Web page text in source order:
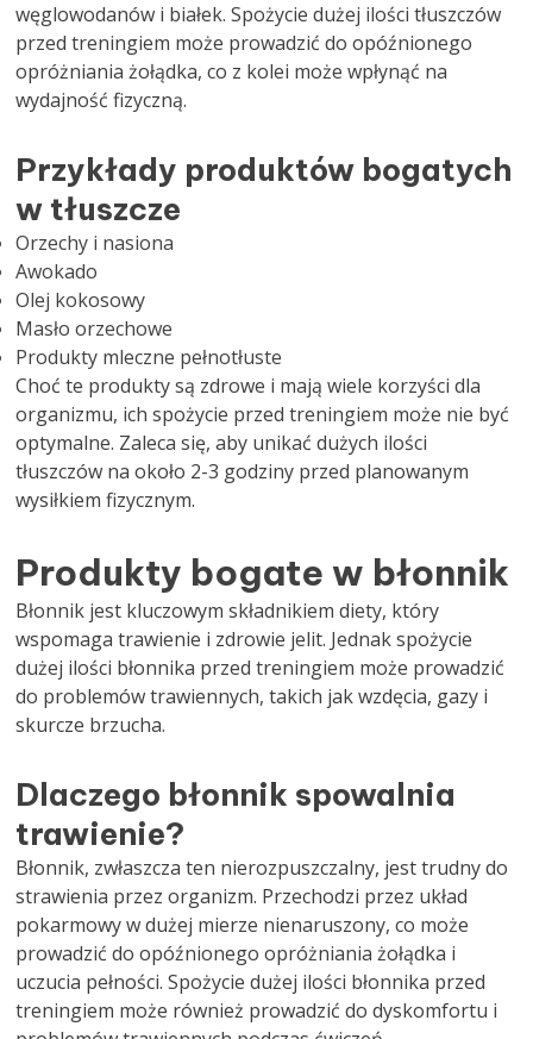
węglowodanów i białek. Spożycie dużej ilości tłuszczów
przed treningiem może prowadzić do opóźnionego
opróżniania żołądka, co z kolei może wpłynąć na
wydajność fizyczną.
Przykłady produktów bogatych
w tłuszcze
Orzechy i nasiona
Awokado
Olej kokosowy
Masło orzechowe
Produkty mleczne pełnotłuste
Choć te produkty są zdrowe i mają wiele korzyści dla
organizmu, ich spożycie przed treningiem może nie być
optymalne. Zaleca się, aby unikać dużych ilości
tłuszczów na około 2-3 godziny przed planowanym
wysiłkiem fizycznym.
Produkty bogate w błonnik
Błonnik jest kluczowym składnikiem diety, który
wspomaga trawienie i zdrowie jelit. Jednak spożycie
dużej ilości błonnika przed treningiem może prowadzić
do problemów trawiennych, takich jak wzdęcia, gazy i
skurcze brzucha.
Dlaczego błonnik spowalnia
trawienie?
Błonnik, zwłaszcza ten nierozpuszczalny, jest trudny do
strawienia przez organizm. Przechodzi przez układ
pokarmowy w dużej mierze nienaruszony, co może
prowadzić do opóźnionego opróżniania żołądka i
uczucia pełności. Spożycie dużej ilości błonnika przed
treningiem może również prowadzić do dyskomfortu i